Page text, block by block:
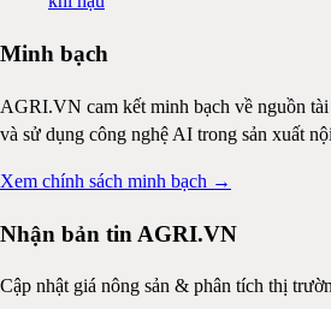
Minh bạch
AGRI.VN cam kết minh bạch về nguồn
và sử dụng công nghệ AI trong sản xuất
Xem chính sách minh bạch →
Nhận bản tin AGRI.VN
Cập nhật giá nông sản & phân tích thị